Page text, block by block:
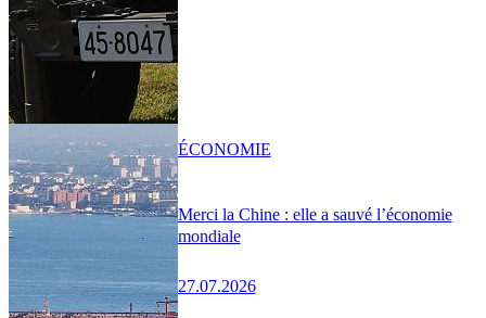
Merci la Chine : elle a sauvé l’économie
mondiale
27.07.2026
ÉCONOMIE